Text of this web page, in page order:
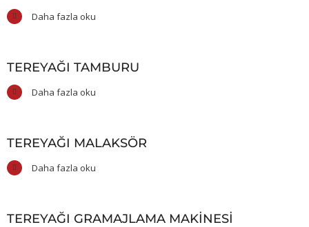
Daha fazla oku
TEREYAĞI TAMBURU
Daha fazla oku
TEREYAĞI MALAKSÖR
Daha fazla oku
TEREYAĞI GRAMAJLAMA MAKINESI